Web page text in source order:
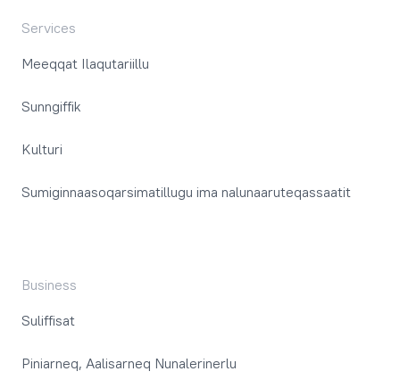
Services
Meeqqat Ilaqutariillu
Sunngiffik
Kulturi
Sumiginnaasoqarsimatillugu ima nalunaaruteqassaatit
Business
Suliffisat
Piniarneq, Aalisarneq Nunalerinerlu